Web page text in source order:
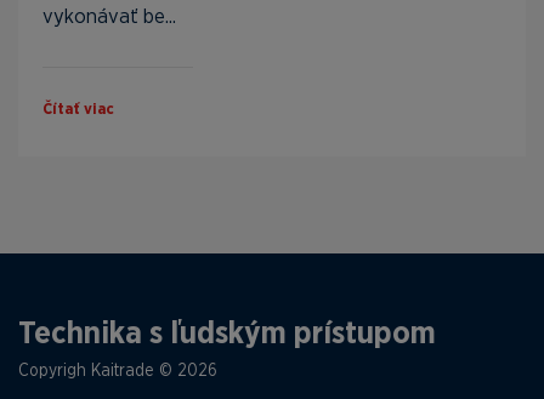
vykonávať be...
Čítať viac
Technika s ľudským prístupom
Copyrigh Kaitrade © 2026